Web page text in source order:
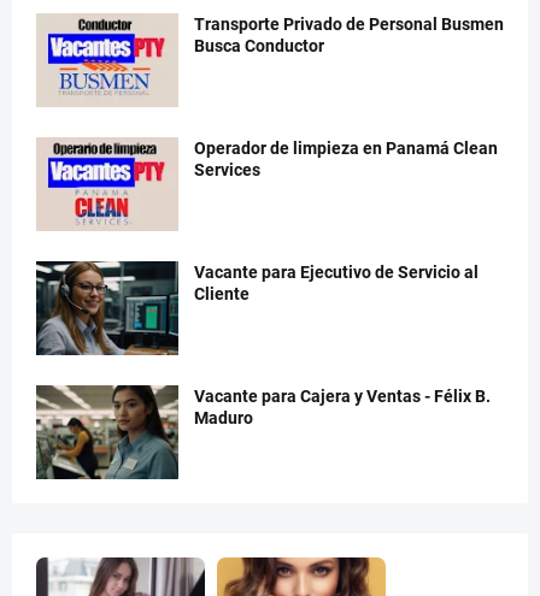
Transporte Privado de Personal Busmen
Busca Conductor
Operador de limpieza en Panamá Clean
Services
Vacante para Ejecutivo de Servicio al
Cliente
Vacante para Cajera y Ventas - Félix B.
Maduro